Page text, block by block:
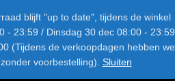
blijft "up to date", tijdens de winkel
- 23:59 / Dinsdag 30 dec 08:00 - 23:59
(Tijdens de verkoopdagen hebben we
voorbestelling). Sluiten
CATEGORIE